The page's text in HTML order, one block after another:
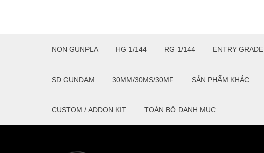
NON GUNPLA HG 1/144 RG 1/144 ENTRY GRADE
SD GUNDAM 30MM/30MS/30MF SẢN PHẨM KHÁC
CUSTOM / ADDON KIT TOÀN BỘ DANH MỤC